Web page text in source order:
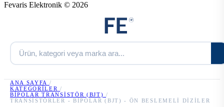
Fevaris Elektronik © 2026
ANA SAYFA /
KATEGORILER /
BIPOLAR TRANSISTÖR (BJT) /
TRANSISTÖRLER - BIPOLAR (BJT) - ÖN BESLEMELI DIZILER